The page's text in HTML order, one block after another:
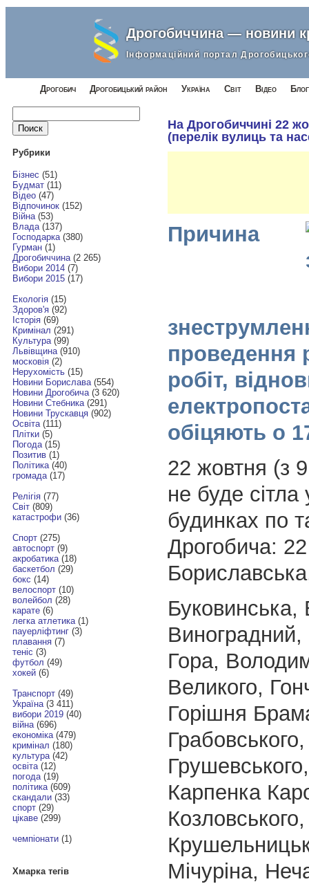
Дрогобиччина — новини
Інформаційний портал
Дрогобич Дрогобицький район Україна Світ Відео
Найти:
Рубрики
Бізнес (51)
Будмат(11)
Відео(47)
Відпочинок(152)
Війна(53)
Влада(137)
Господарка(380)
Гурман(1)
Дрогобиччина(2 265)
Вибори 2014(7)
Вибори 2015(17)
Екологія(15)
Здоров'я(92)
Історія(69)
Кримінал (291)
Культура(99)
Львівщина(910)
московія(2)
Нерухомість(15)
Новини Борислава(554)
Новини Дрогобича(3 620)
Новини Стебника(291)
Новини Трускавця(902)
Освіта(111)
Плітки(5)
Погода(15)
Позитив(1)
Політика(40)
громада(17)
Релігія(77)
Світ(809)
катастрофи(36)
Спорт(275)
автоспорт(9)
акробатика(18)
баскетбол (29)
бокс (14)
велоспорт(10)
волейбол (28)
карате(6)
легка атлетика(1)
пауерліфтинг(3)
плавання(7)
теніс (3)
футбол (49)
хокей(6)
Транспорт(49)
Україна(3 411)
вибори 2019(40)
війна(696)
економіка(479)
кримінал (180)
культура(42)
освіта(12)
погода(19)
політика(609)
скандали(33)
спорт(29)
цікаве(299)
чемпіонати(1)
Хмарка тегів
На Дрогобиччині 22
(перелік вулиць та
Причина
проведення
робіт,
обіцяють о
22 жовтня (з
не буде сітла
будинках по
Дрогобича: 22
Буковинська,
Виноградний,
Гора,
Великого,
Горішня
Грабовського,
Карпенка
Мічуріна,